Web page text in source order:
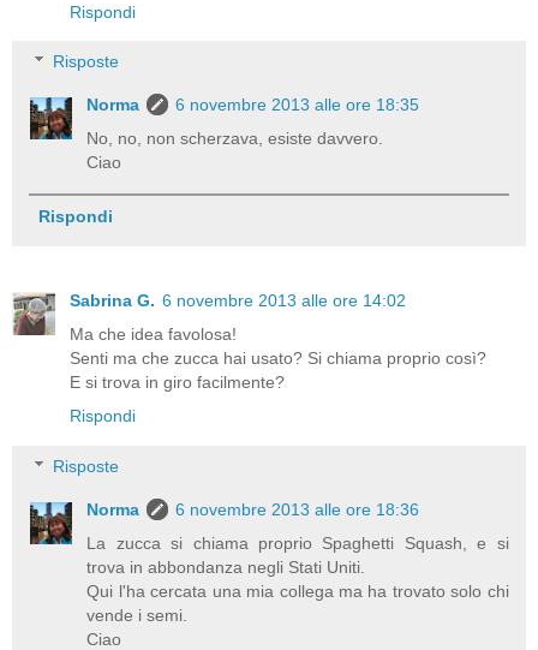
Rispondi
Risposte
Norma
6 novembre 2013 alle ore 18:35
No, no, non scherzava, esiste davvero.
Ciao
Rispondi
Sabrina G. 6 novembre 2013 alle ore 14:02
Ma che idea favolosa!
Senti ma che zucca hai usato? Si chiama proprio così?
E si trova in giro facilmente?
Rispondi
Risposte
Norma
6 novembre 2013 alle ore 18:36
La zucca si chiama proprio Spaghetti Squash, e si
trova in abbondanza negli Stati Uniti.
Qui l'ha cercata una mia collega ma ha trovato solo chi
vende i semi.
Ciao